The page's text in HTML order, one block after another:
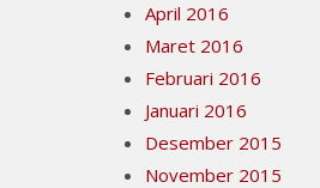
April 2016
Maret 2016
Februari 2016
Januari 2016
Desember 2015
November 2015